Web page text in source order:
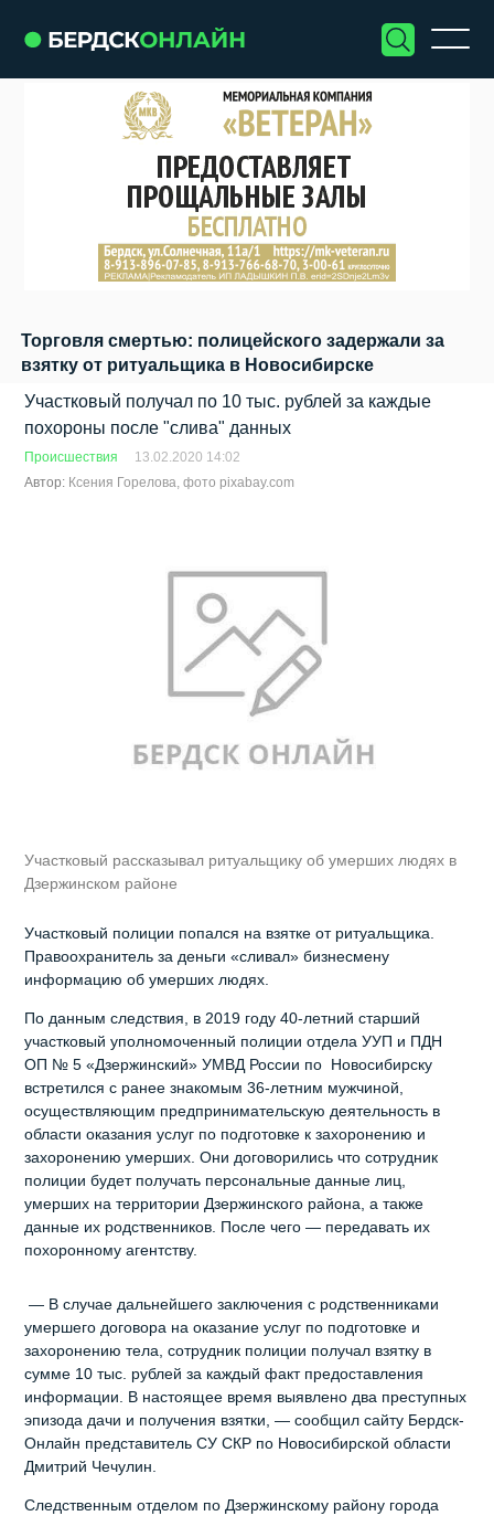
Торговля смертью: полицейского задержали за
взятку от ритуальщика в Новосибирске
Участковый получал по 10 тыс. рублей за каждые
похороны после "слива" данных
Происшествия
13.02.2020 14:02
Автор: Ксения Горелова, фото pixabay.com
Участковый рассказывал ритуальщику об умерших людях в
Дзержинском районе
Участковый полиции попался на взятке от ритуальщика.
Правоохранитель за деньги «сливал» бизнесмену
информацию об умерших людях.
По данным следствия, в 2019 году 40-летний старший
участковый уполномоченный полиции отдела УУП и ПДН
ОП № 5 «Дзержинский» УМВД России по Новосибирску
встретился с ранее знакомым 36-летним мужчиной,
осуществляющим предпринимательскую деятельность в
области оказания услуг по подготовке к захоронению и
захоронению умерших. Они договорились что сотрудник
полиции будет получать персональные данные лиц,
умерших на территории Дзержинского района, а также
данные их родственников. После чего — передавать их
похоронному агентству.
— В случае дальнейшего заключения с родственниками
умершего договора на оказание услуг по подготовке и
захоронению тела, сотрудник полиции получал взятку в
сумме 10 тыс. рублей за каждый факт предоставления
информации. В настоящее время выявлено два преступных
эпизода дачи и получения взятки, — сообщил сайту Бердск-
Онлайн представитель СУ СКР по Новосибирской области
Дмитрий Чечулин.
Следственным отделом по Дзержинскому району города